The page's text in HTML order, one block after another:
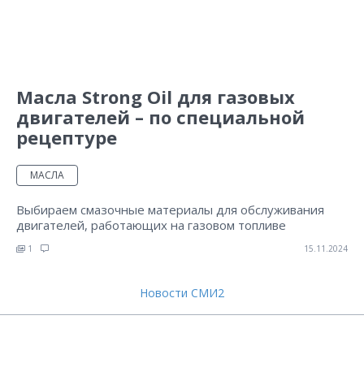
Масла Strong Oil для газовых
двигателей – по специальной
рецептуре
МАСЛА
Выбираем смазочные материалы для обслуживания
двигателей, работающих на газовом топливе
1 15.11.2024
Новости СМИ2